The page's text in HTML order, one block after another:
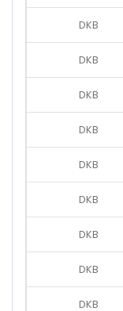
DKB
DKB
DKB
DKB
DKB
DKB
DKB
DKB
DKB